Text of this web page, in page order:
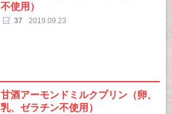
不使用）
37 2019.09.23
甘酒アーモンドミルクプリン（卵、
乳、ゼラチン不使用）